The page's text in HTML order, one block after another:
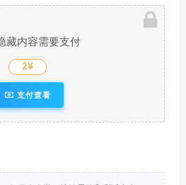
藏内容需要支付
2¥
支付查看